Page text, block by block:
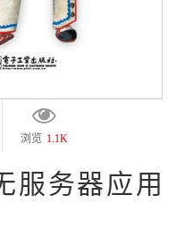
浏览 1.1K
服务器应用